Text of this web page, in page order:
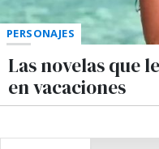
PERSONAJES
Las novelas que
en vacaciones